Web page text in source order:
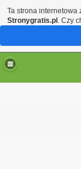
Ta strona internetowa
Stronygratis.pl . Czy